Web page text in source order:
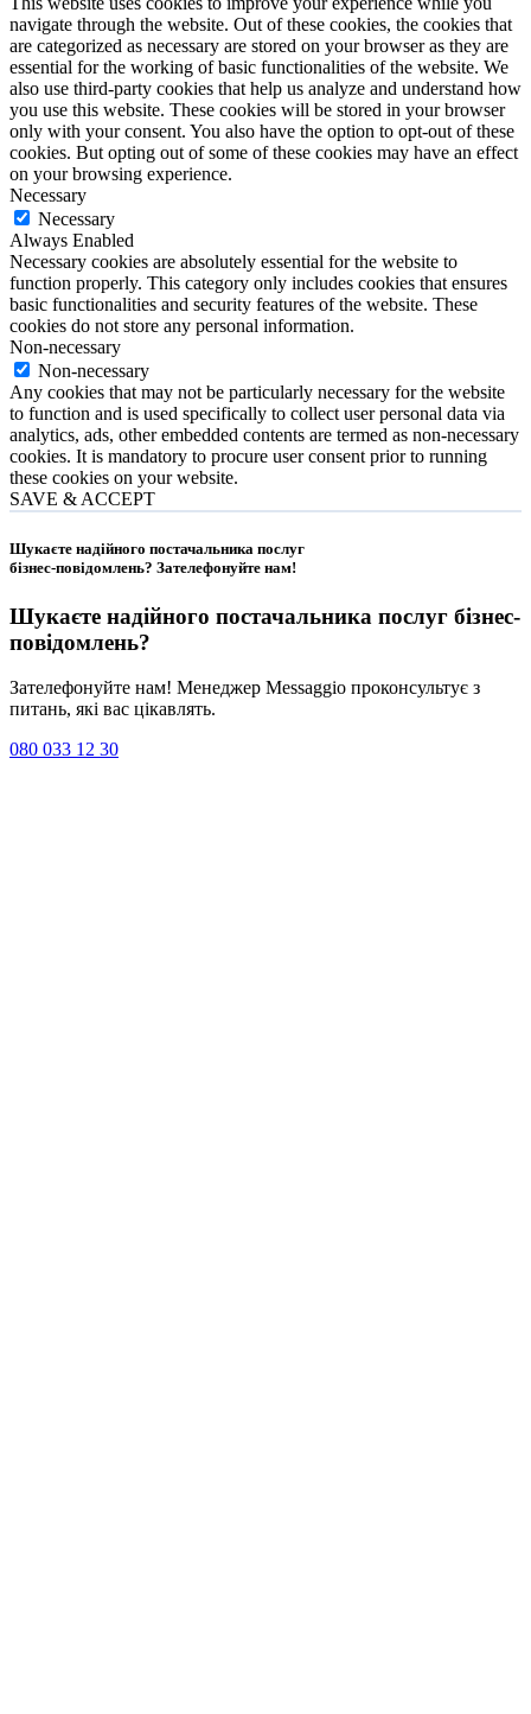
navigate through the website. Out of these cookies, the cookies that
are categorized as necessary are stored on your browser as they are
essential for the working of basic functionalities of the website. We
also use third-party cookies that help us analyze and understand how
you use this website. These cookies will be stored in your browser
only with your consent. You also have the option to opt-out of these
cookies. But opting out of some of these cookies may have an effect
on your browsing experience.
Necessary
Necessary
Always Enabled
Necessary cookies are absolutely essential for the website to
function properly. This category only includes cookies that ensures
basic functionalities and security features of the website. These
cookies do not store any personal information.
Non-necessary
Non-necessary
Any cookies that may not be particularly necessary for the website
to function and is used specifically to collect user personal data via
analytics, ads, other embedded contents are termed as non-necessary
cookies. It is mandatory to procure user consent prior to running
these cookies on your website.
SAVE & ACCEPT
Шукаєте надійного постачальника послуг
бізнес-повідомлень? Зателефонуйте нам!
Шукаєте надійного постачальника послуг бізнес-
повідомлень?
Зателефонуйте нам! Менеджер Messaggio проконсультує з
питань, які вас цікавлять.
080 033 12 30